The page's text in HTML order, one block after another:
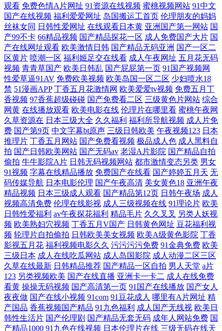
本a∨精品一区二 91桃色永久入口 美女视频一区 伊人Av大香蕉 激情五月网
插插综合 香蕉福利导航大全 国产产乱码一二三区别免费 日韩中文字幕区
二 成人精品日韩一区二区 欧洲性爱网 最新电影在线观看 精品欧美日 亚洲
欧美日韩另类 国产剧情中文字幕 日一区二区 成全动漫在线观看剧情 欧美
在线三级艳情网站 91免费视频观看 美女制服丝 优乳美女可人性感私房照
国内真实愉拍系列 午夜免费影院 国产91大片精 日本三级人妻 97SE亚洲国
产综合自在线不卡 欧美亚洲国产卡通 91黑丝自慰 另类网站网址 亚洲午夜
一区在线 国产偷摄偷窥一区二区 网友分享久 国产91福利在线精 日韩大片
免费在线观看 AV黄色天堂网 女人被黑人巨大进入 在线观看日本亚洲一区
黑人射精在 羞羞色漫 国产第一码页 日韩精品社区 AizawaJun 欧美+日韩
+国产在线 中日韩精品影视尤物 精品麻豆一卡2卡三卡4卡乱码 亚洲精品伦
观看 免费色情A片网扯 91资源在线视频 蜜桃视频网站 91中文
国产在线视频 福利爱爱网址 岛国搬运工首页 伦理朋友的妈妈
丝袜女同 日韩性爱网址 在线观看日本黄 亚洲国产第一网站 国
产99不卡 66精品视频 国产精品探花一区 成人免费国产大片 国
产在线网址观看 欧美激情日韩 国产精品无码亚洲 国产一区二
区黄片 喷潮一区 福利姬足交在线看 成人午夜网址 五月花无码
视频 青青草国产 欧美日韩乱 国产屁屁第一页 91国产视频网
性爱草逼91AV 免费欧美视频 欧美岛国一区二区 少妇喷水18
禁 51漫画APP 丁香五月花激情网 欧美爱爱tv视频 免费五月丁
香视频 97香蕉超级碰碰 国产免费看二区 三级黄色片网站 综合
网黄 在线播放观看 欧美电影在线 伦理片在哪里看 蜜桃午夜网
久草资源在 日本三级大全 久久福利 福利所导航视频 成人片免
费 国产第9页 中文字幕bt原声 三级日韩欧美 午夜视频123 日本
推理片 丁香五月网站 国产免费看视频 极品成人色 成人黑料自
拍 国产日韩欧美网站 国产无码av 老湿A片影院 国产精品自拍
偷拍 牛牛影院A片 日韩无码视频网站 都市激情变态另类 男女
91视频 字幕在线精品播放 免费国产在线看 国产婷婷五月天 无
码传媒导航 日本电影伦理 国产午夜高清 美女黄色18 亚洲午夜
精品视频 日本三级成人观看 国产精品第12页 日韩午夜场 成人
视频高清免费 伦理在线影视 成人三级视频在线 91理论片 欧美
日韩性爱福利 av午夜探花福利 精品毛片 久久叉叉 另类人妖视
频 欧美熟妇穴视频 丁香五月V国产 日韩黄色网址 豆花福利视
频 轮理片自拍偷拍 日韩欧美美女视频 欧美A级黄色影院 丁香
影视五月花 福利视频电影久久 污污污污免费 91金典免费 欧美
三级日本 成人在线吃瓜网站 成人岛国影院 成人动漫二区三区
久草在线最新 日韩精品推荐 国产精品一区自拍 男人天堂 a片
123 另类视频欧美 国产在线直播 亚洲卡一卡二 成人在线免费
看黄 操操无码视频 国产高清第一页 91国产在线播放 国产女人
夜夜做 国产在线小视频 91com 91豆花成人 哪里有A片网址 精
产国品 香蕉视频国产精品 91九色福利 成人国产无线视 欧美日
韩性生活片 国产伦理剧 国产精品无套无码 成年人网站免费 国
产精品1000 91九色在线视频 日本伦理片在线 三级无码在线天